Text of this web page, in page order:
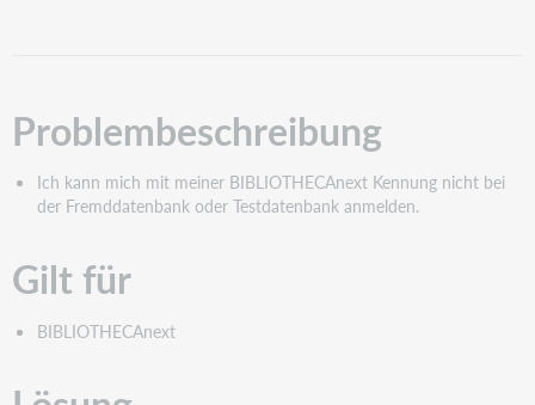
Problembeschreibung
Ich kann mich mit meiner BIBLIOTHECAnext Kennung nicht bei
der Fremddatenbank oder Testdatenbank anmelden.
Gilt für
BIBLIOTHECAnext